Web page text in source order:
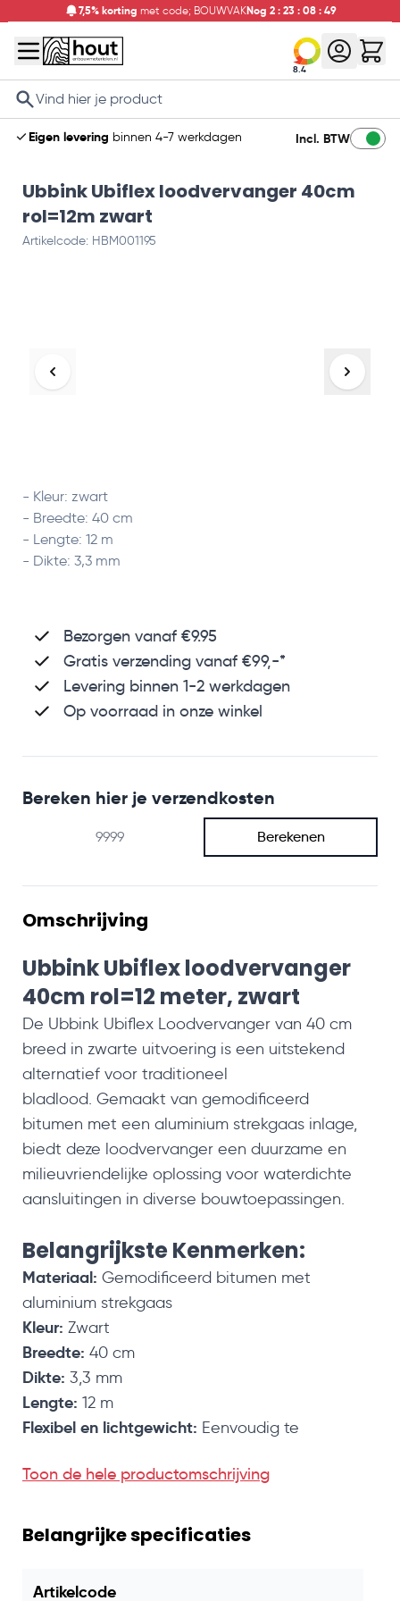
7,5% korting met code; BOUWVAKNog 2 : 23 : 08 : 48
8.4
Search
Eigen levering binnen 4-7 werkdagen Incl. BTW
Ubbink Ubiflex loodvervanger 40cm
rol=12m zwart
Artikelcode: HBM001195
- Kleur: zwart
- Breedte: 40 cm
- Lengte: 12 m
- Dikte: 3,3 mm
Bezorgen vanaf €9.95
Gratis verzending vanaf €99,-*
Levering binnen 1-2 werkdagen
Op voorraad in onze winkel
Bereken hier je verzendkosten
Berekenen
Omschrijving
Ubbink Ubiflex loodvervanger
40cm rol=12 meter, zwart
De Ubbink Ubiflex Loodvervanger van 40 cm
breed in zwarte uitvoering is een uitstekend
alternatief voor traditioneel
bladlood. Gemaakt van gemodificeerd
bitumen met een aluminium strekgaas inlage,
biedt deze loodvervanger een duurzame en
milieuvriendelijke oplossing voor waterdichte
aansluitingen in diverse bouwtoepassingen.
Belangrijkste Kenmerken:
Materiaal: Gemodificeerd bitumen met
aluminium strekgaas
Kleur: Zwart
Breedte: 40 cm
Dikte: 3,3 mm
Lengte: 12 m
Flexibel en lichtgewicht: Eenvoudig te
Milieuvriendelijk alternatief: Bevat geen lood
Esthetisch verantwoord: Laat geen strepen
Toon de hele productomschrijving
Belangrijke specificaties
Artikelcode